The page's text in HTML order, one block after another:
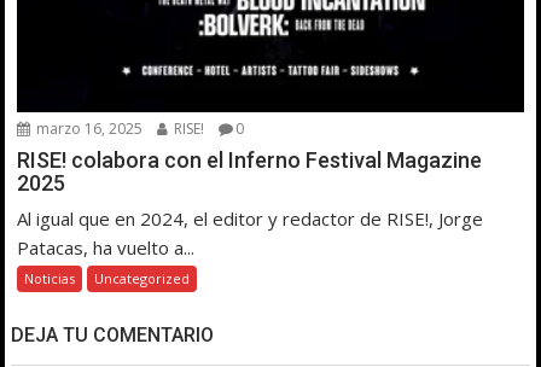
marzo 16, 2025 RISE! 0
RISE! colabora con el Inferno Festival Magazine
2025
Al igual que en 2024, el editor y redactor de RISE!, Jorge
Patacas, ha vuelto a...
Noticias Uncategorized
DEJA TU COMENTARIO